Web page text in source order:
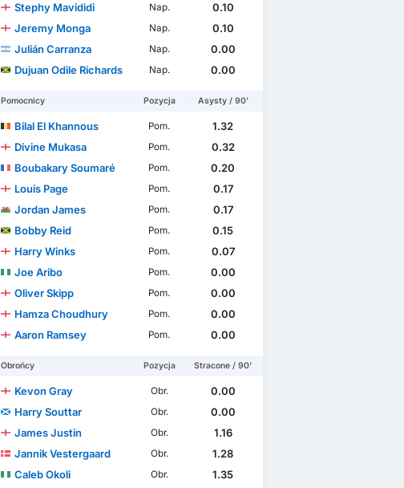
Stephy Mavididi
Nap.
0.10
Jeremy Monga
Nap.
0.10
Julián Carranza
Nap.
0.00
Dujuan Odile Richards
Nap. 0.00
Pomocnicy Pozycja Asysty / 90'
Bilal El Khannous Pom.
1.32
Divine Mukasa
Pom.
0.32
Boubakary Soumaré
Pom.
0.20
Louis Page
Pom.
0.17
Jordan James
Pom.
0.17
Bobby Reid
Pom.
0.15
Harry Winks
Pom.
0.07
Joe Aribo
Pom.
0.00
Oliver Skipp
Pom.
0.00
Hamza Choudhury
Pom.
0.00
Aaron Ramsey
Pom. 0.00
Obrońcy Pozycja Stracone / 90'
Kevon Gray Obr.
0.00
Harry Souttar
Obr.
0.00
James Justin
Obr.
1.16
Jannik Vestergaard
Obr.
1.28
Caleb Okoli
Obr.
1.35